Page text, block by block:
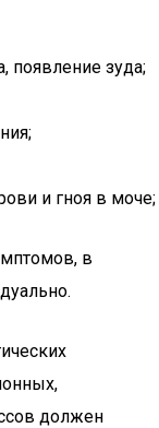
появление зуда;
и гноя в моче;
в
должен